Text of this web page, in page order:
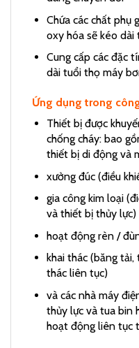
Chứa các chất phụ
oxy hóa sẽ kéo dài
Cung cấp các đặc
dài tuổi thọ máy
Ứng dụng trong
Thiết bị được
chống cháy: bao
thiết bị di động và
xưởng đúc (điều
gia công kim loại
và thiết bị thủy lực)
hoạt động rèn /
khai thác (băng
thác liên tục)
và các nhà máy
thủy lực và tua bin
hoạt động liên tục